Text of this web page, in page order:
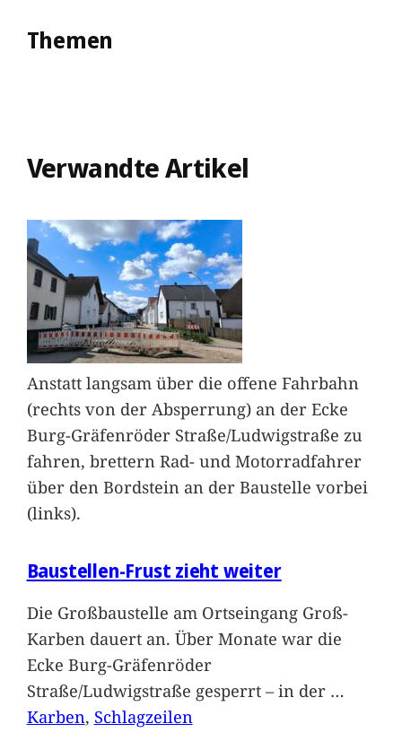
Themen
Verwandte Artikel
Anstatt langsam über die offene Fahrbahn
(rechts von der Absperrung) an der Ecke
Burg-Gräfenröder Straße/Ludwigstraße zu
fahren, brettern Rad- und Motorradfahrer
über den Bordstein an der Baustelle vorbei
(links).
Baustellen-Frust zieht weiter
Die Großbaustelle am Ortseingang Groß-
Karben dauert an. Über Monate war die
Ecke Burg-Gräfenröder
Straße/Ludwigstraße gesperrt – in der …
Karben, Schlagzeilen